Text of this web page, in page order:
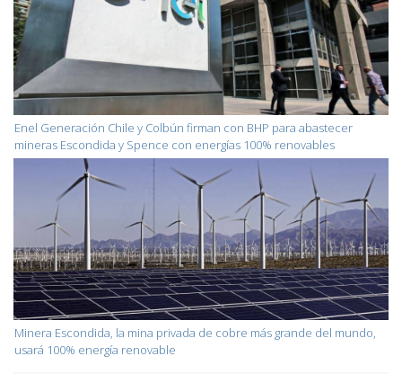
Enel Generación Chile y Colbún firman con BHP para abastecer
mineras Escondida y Spence con energías 100% renovables
Minera Escondida, la mina privada de cobre más grande del mundo,
usará 100% energía renovable